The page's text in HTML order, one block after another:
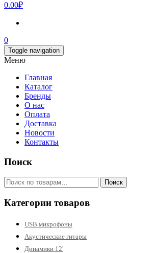
0.00₽
0
Toggle navigation
Меню
Главная
Каталог
Бренды
О нас
Оплата
Доставка
Новости
Контакты
Поиск
Искать: Поиск
Категории товаров
USB микрофоны
Акустические гитары
Динамики 12'